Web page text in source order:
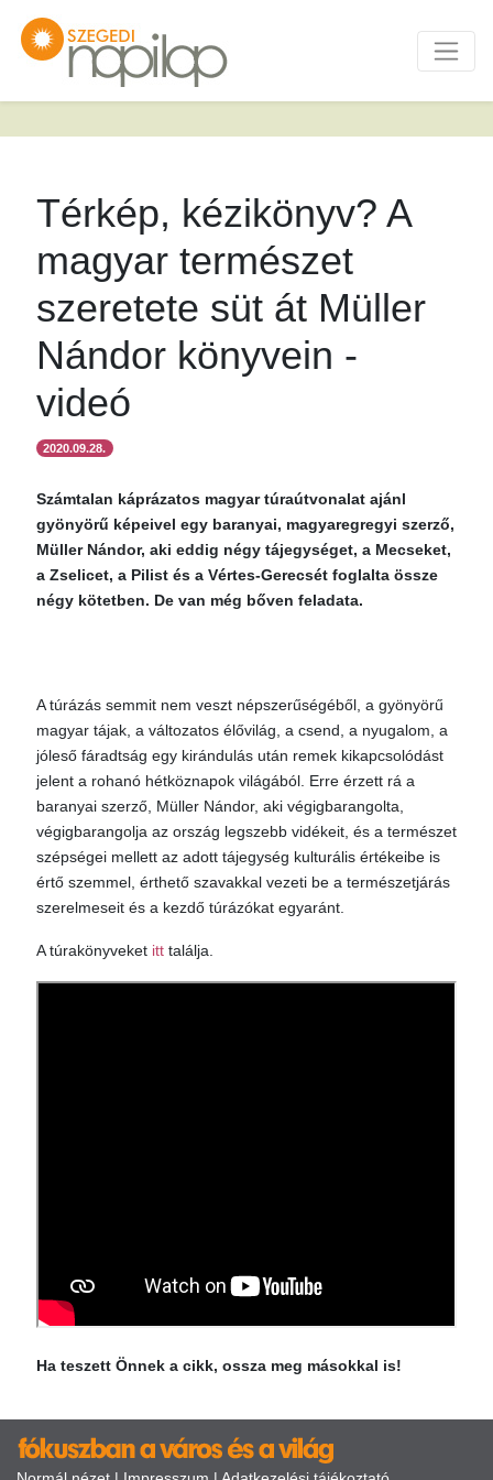
Térkép, kézikönyv? A
magyar természet
szeretete süt át Müller
Nándor könyvein -
videó
2020.09.28.
Számtalan káprázatos magyar túraútvonalat ajánl
gyönyörű képeivel egy baranyai, magyaregregyi szerző,
Müller Nándor, aki eddig négy tájegységet, a Mecseket,
a Zselicet, a Pilist és a Vértes-Gerecsét foglalta össze
négy kötetben. De van még bőven feladata.
A túrázás semmit nem veszt népszerűségéből, a gyönyörű
magyar tájak, a változatos élővilág, a csend, a nyugalom, a
jóleső fáradtság egy kirándulás után remek kikapcsolódást
jelent a rohanó hétköznapok világából. Erre érzett rá a
baranyai szerző, Müller Nándor, aki végigbarangolta,
végigbarangolja az ország legszebb vidékeit, és a természet
szépségei mellett az adott tájegység kulturális értékeibe is
értő szemmel, érthető szavakkal vezeti be a természetjárás
szerelmeseit és a kezdő túrázókat egyaránt.
A túrakönyveket itt találja.
Ha teszett Önnek a cikk, ossza meg másokkal is!